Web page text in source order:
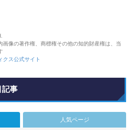
像の著作権、商標権その他の知的財産権は、当
クス公式サイト
記事
人気ページ